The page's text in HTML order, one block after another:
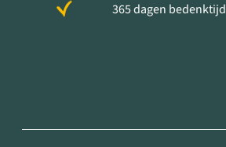
365 dagen bedenktijd